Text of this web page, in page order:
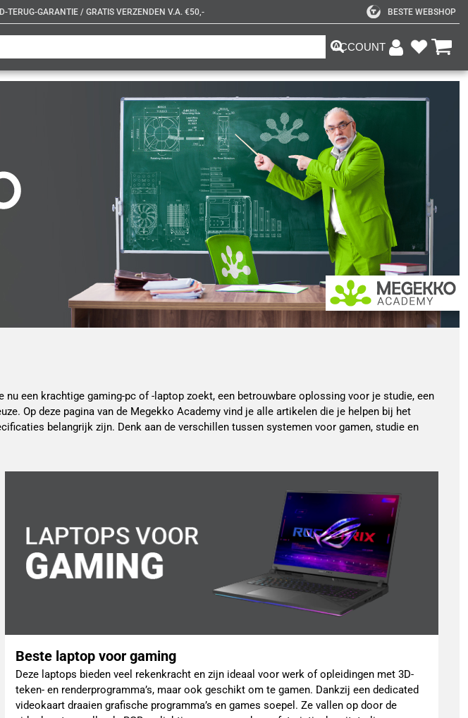
TERUG-GARANTIE / GRATIS VERZENDEN V.A. €50,- BESTE WEBSHOP
ACCOUNT
een krachtige gaming-pc of -laptop zoekt, een betrouwbare oplossing voor je studie, een
Op deze pagina van de Megekko Academy vind je alle artikelen die je helpen bij het
belangrijk zijn. Denk aan de verschillen tussen systemen voor gamen, studie en
Beste laptop voor gaming
Deze laptops bieden veel rekenkracht en zijn ideaal voor werk of opleidingen met 3D-
teken- en renderprogramma’s, maar ook geschikt om te gamen. Dankzij een dedicated
videokaart draaien grafische programma’s en games soepel. Ze vallen op door de